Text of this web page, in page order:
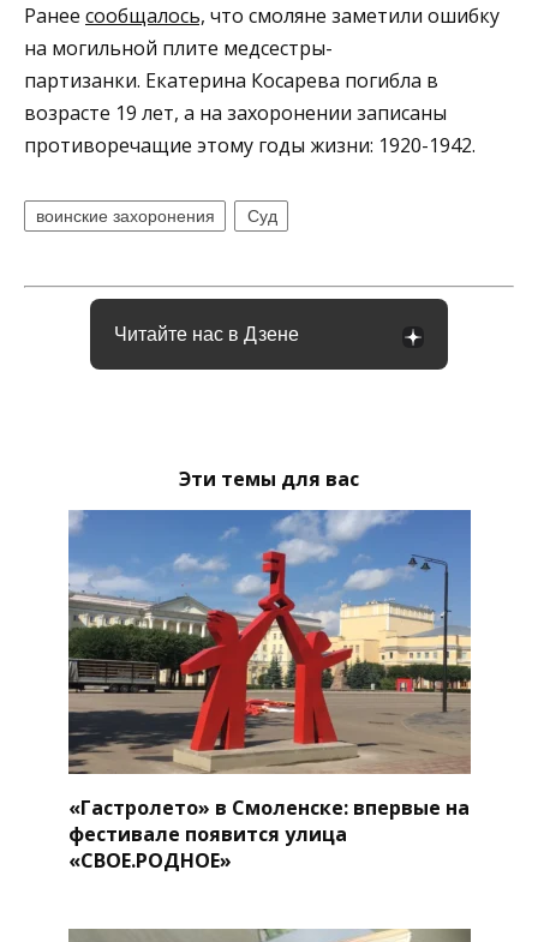
Ранее сообщалось, что смоляне заметили ошибку
на могильной плите медсестры-
партизанки. Екатерина Косарева погибла в
возрасте 19 лет, а на захоронении записаны
противоречащие этому годы жизни: 1920-1942.
воинские захоронения Суд
Читайте нас в Дзене
Эти темы для вас
«Гастролето» в Смоленске: впервые на
фестивале появится улица
«СВОЕ.РОДНОЕ»